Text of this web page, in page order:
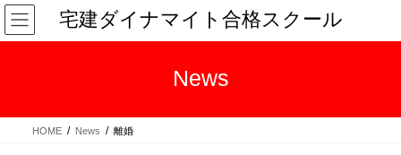
コ
ン
テ
ス
ナ
ビ
ゲ
ン
宅建ダイナマイト合格スクール
News
HOME News 離婚